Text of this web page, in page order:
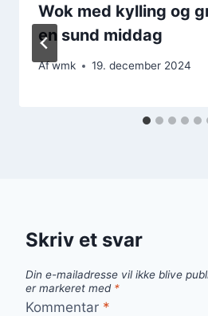
Wok med kylling og
en sund middag
Afwmk 19. december 2024
Skriv et svar
Din e-mailadresse vil ikke blive
er markeret med *
Kommentar *